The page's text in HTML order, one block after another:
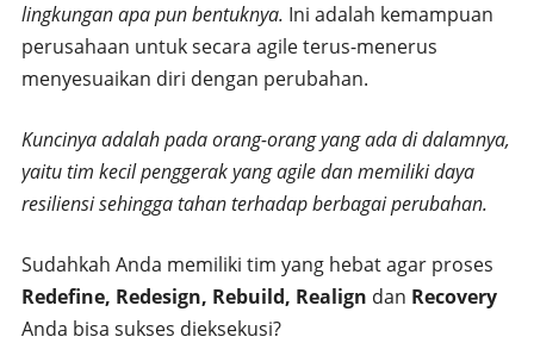
lingkungan apa pun bentuknya. Ini adalah kemampuan
perusahaan untuk secara agile terus-menerus
menyesuaikan diri dengan perubahan.
Kuncinya adalah pada orang-orang yang ada di dalamnya,
yaitu tim kecil penggerak yang agile dan memiliki daya
resiliensi sehingga tahan terhadap berbagai perubahan.
Sudahkah Anda memiliki tim yang hebat agar proses
Redefine, Redesign, Rebuild, Realign dan Recovery
Anda bisa sukses dieksekusi?